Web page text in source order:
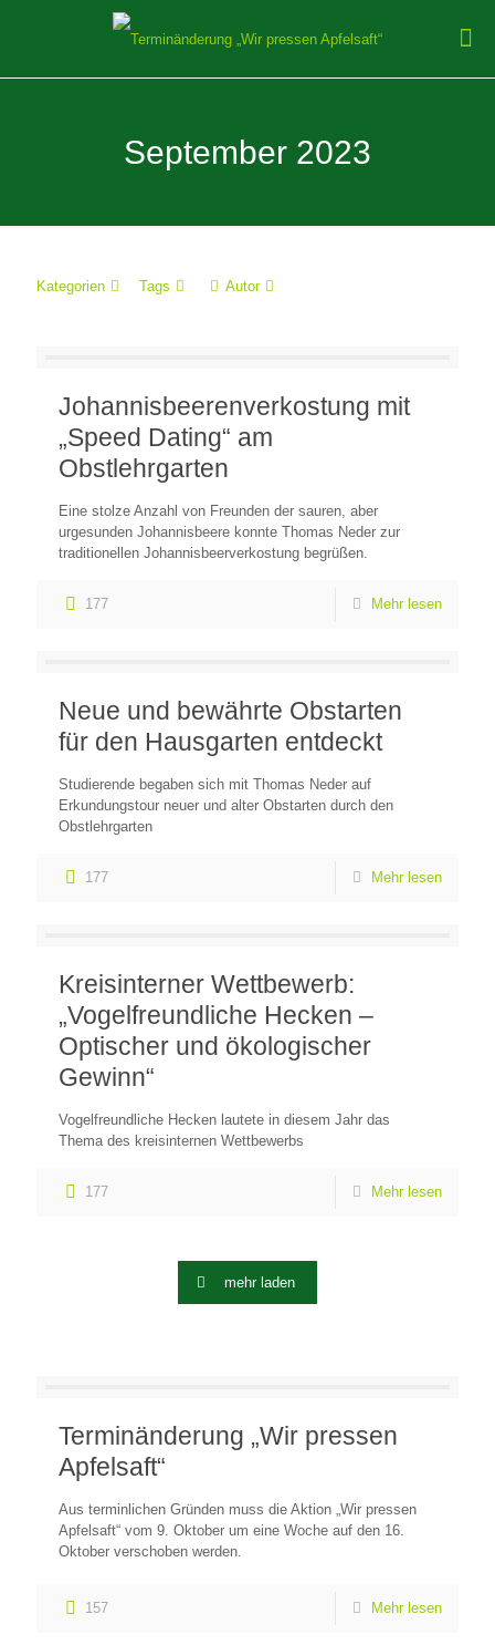
September 2023
Kategorien Tags Autor
Johannisbeerenverkostung mit
„Speed Dating“ am
Obstlehrgarten
Eine stolze Anzahl von Freunden der sauren, aber
urgesunden Johannisbeere konnte Thomas Neder zur
traditionellen Johannisbeerverkostung begrüßen.
177 Mehr lesen
Neue und bewährte Obstarten
für den Hausgarten entdeckt
Studierende begaben sich mit Thomas Neder auf
Erkundungstour neuer und alter Obstarten durch den
Obstlehrgarten
177 Mehr lesen
Kreisinterner Wettbewerb:
„Vogelfreundliche Hecken –
Optischer und ökologischer
Gewinn“
Vogelfreundliche Hecken lautete in diesem Jahr das
Thema des kreisinternen Wettbewerbs
177 Mehr lesen
mehr laden
Terminänderung „Wir pressen
Apfelsaft“
Aus terminlichen Gründen muss die Aktion „Wir pressen
Apfelsaft“ vom 9. Oktober um eine Woche auf den 16.
Oktober verschoben werden.
157 Mehr lesen